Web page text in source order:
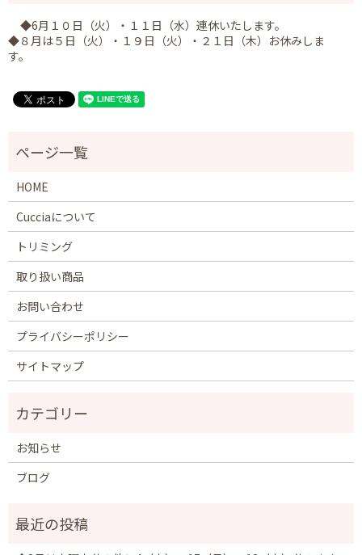
◆6月１０日（火）・１１日（水）連休いたします。
◆８月は５日（火）・１９日（火）・２１日（木）お休みしま
す。
HOME
Cucciaについて
トリミング
取り扱い商品
お問い合わせ
プライバシーポリシー
サイトマップ
お知らせ
ブログ